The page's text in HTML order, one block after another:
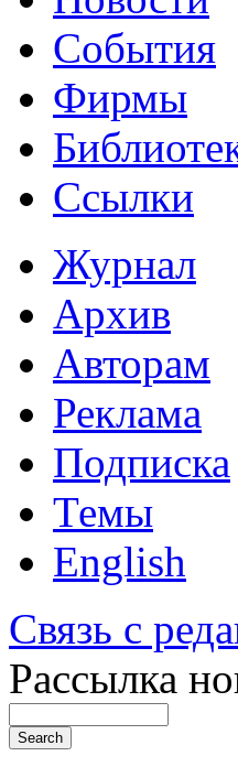
События
Фирмы
Ссылки
Журнал
Архив
Авторам
Реклама
Подписка
Темы
English
Связь с
Рассылка